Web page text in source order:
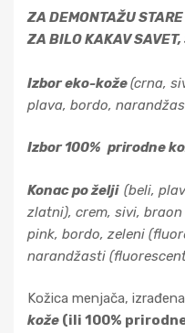
ZA DEMONTAŽU
ZA BILO KAKAV
Izbor eko-kože(crna,
plava, bordo,
Izbor 100% prirodne
Konac po želji (beli,
zlatni), crem, sivi,
pink, bordo, zeleni
narandžasti
Kožica menjača,
kože (ili 100%